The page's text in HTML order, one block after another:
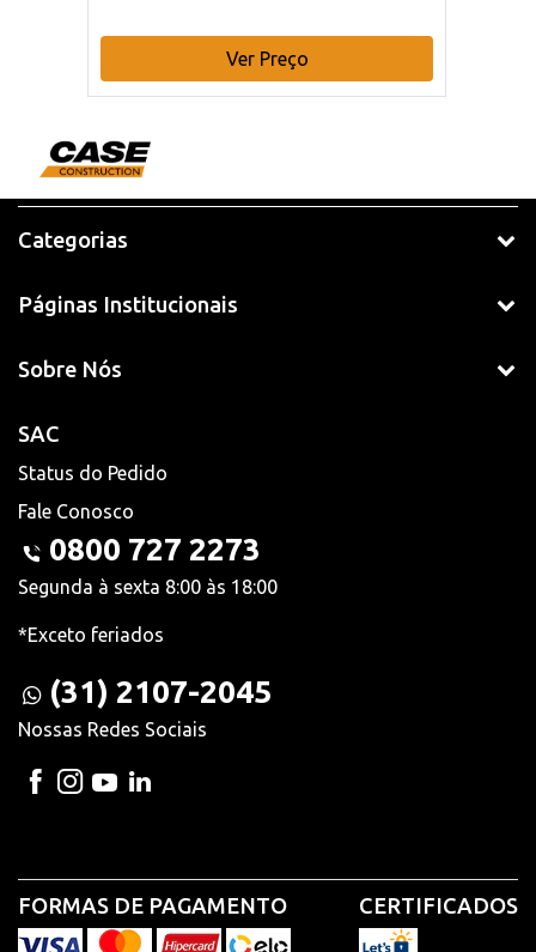
Ver Preço
Categorias
Páginas Institucionais
Sobre Nós
SAC
Status do Pedido
Fale Conosco
0800 727 2273
Segunda à sexta 8:00 às 18:00
*Exceto feriados
(31) 2107-2045
Nossas Redes Sociais
FORMAS DE PAGAMENTO CERTIFICADOS